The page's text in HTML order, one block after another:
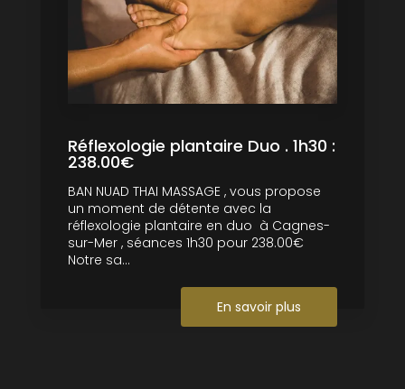
Réflexologie plantaire Duo . 1h30 :
238.00€
BAN NUAD THAI MASSAGE , vous propose
un moment de détente avec la
réflexologie plantaire en duo à Cagnes-
sur-Mer , séances 1h30 pour 238.00€
Notre sa...
En savoir plus